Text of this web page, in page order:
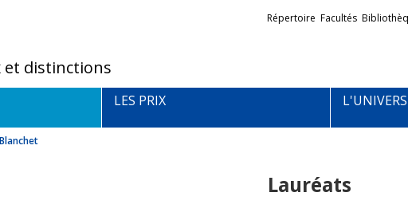
et distinctions
Liens
externes
Répertoire Facultés
LES PRIX
Lauréats